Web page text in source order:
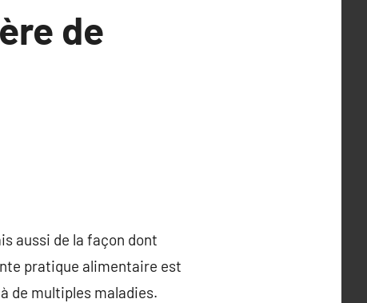
de
aussi de la façon dont
pratique alimentaire est
de multiples maladies.